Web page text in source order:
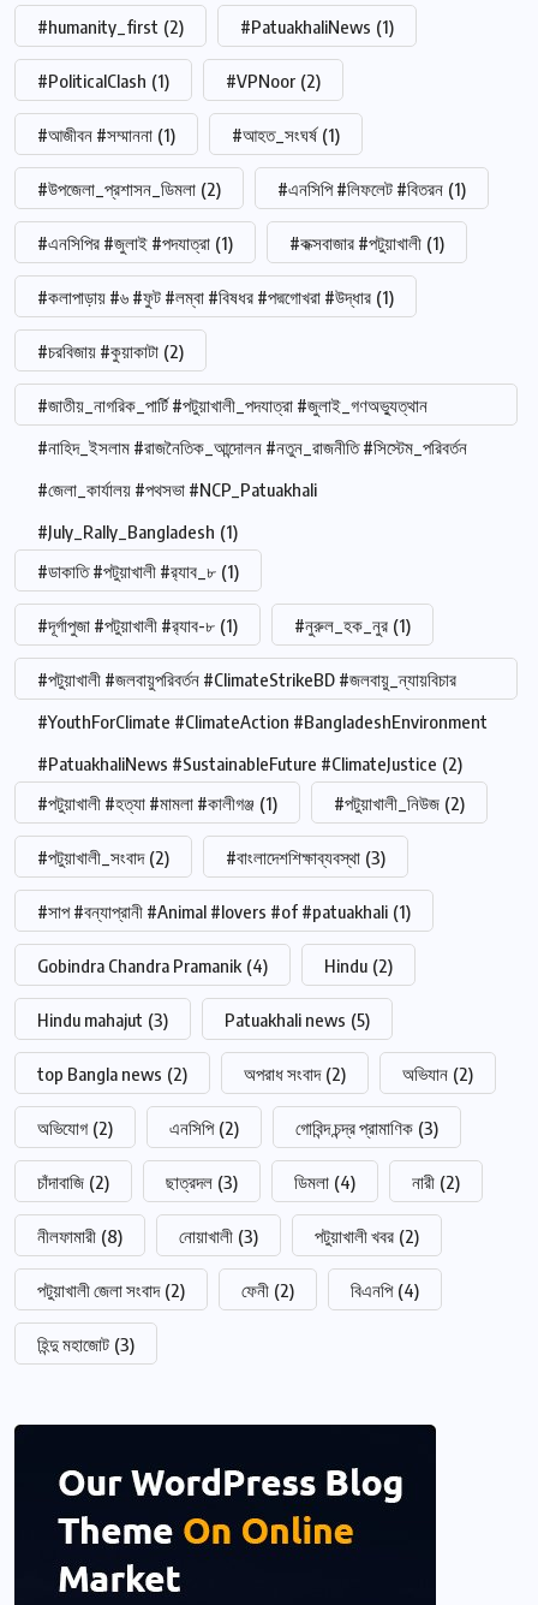
#humanity_first (2) #PatuakhaliNews (1)
#PoliticalClash (1) #VPNoor (2)
#আজীবন #সম্মাননা (1) #আহত_সংঘর্ষ (1)
#উপজেলা_প্রশাসন_ডিমলা (2) #এনসিপি #লিফলেট #বিতরন (1)
#এনসিপির #জুলাই #পদযাত্রা (1) #কক্সবাজার #পটুয়াখালী (1)
#কলাপাড়ায় #৬ #ফুট #লম্বা #বিষধর #পদ্মগোখরা #উদ্ধার (1)
#চরবিজায় #কুয়াকাটা (2)
#জাতীয়_নাগরিক_পার্টি #পটুয়াখালী_পদযাত্রা #জুলাই_গণঅভ্যুত্থান
#নাহিদ_ইসলাম #রাজনৈতিক_আন্দোলন #নতুন_রাজনীতি #সিস্টেম_পরিবর্তন
#জেলা_কার্যালয় #পথসভা #NCP_Patuakhali
#July_Rally_Bangladesh (1)
#ডাকাতি #পটুয়াখালী #র‍্যাব_৮ (1)
#দূর্গাপুজা #পটুয়াখালী #র‍্যাব-৮ (1) #নুরুল_হক_নুর (1)
#পটুয়াখালী #জলবায়ুপরিবর্তন #ClimateStrikeBD #জলবায়ু_ন্যায়বিচার
#YouthForClimate #ClimateAction #BangladeshEnvironment
#PatuakhaliNews #SustainableFuture #ClimateJustice (2)
#পটুয়াখালী #হত্যা #মামলা #কালীগঞ্জ (1) #পটুয়াখালী_নিউজ (2)
#পটুয়াখালী_সংবাদ (2) #বাংলাদেশশিক্ষাব্যবস্থা (3)
#সাপ #বন্যাপ্রানী #Animal #lovers #of #patuakhali (1)
Gobindra Chandra Pramanik (4) Hindu (2)
Hindu mahajut (3) Patuakhali news (5)
top Bangla news (2) অপরাধ সংবাদ (2) অভিযান (2)
অভিযোগ (2) এনসিপি (2) গোবিন্দ চন্দ্র প্রামাণিক (3)
চাঁদাবাজি (2) ছাত্রদল (3) ডিমলা (4) নারী (2)
নীলফামারী (8) নোয়াখালী (3) পটুয়াখালী খবর (2)
পটুয়াখালী জেলা সংবাদ (2) ফেনী (2) বিএনপি (4)
হিন্দু মহাজোট (3)